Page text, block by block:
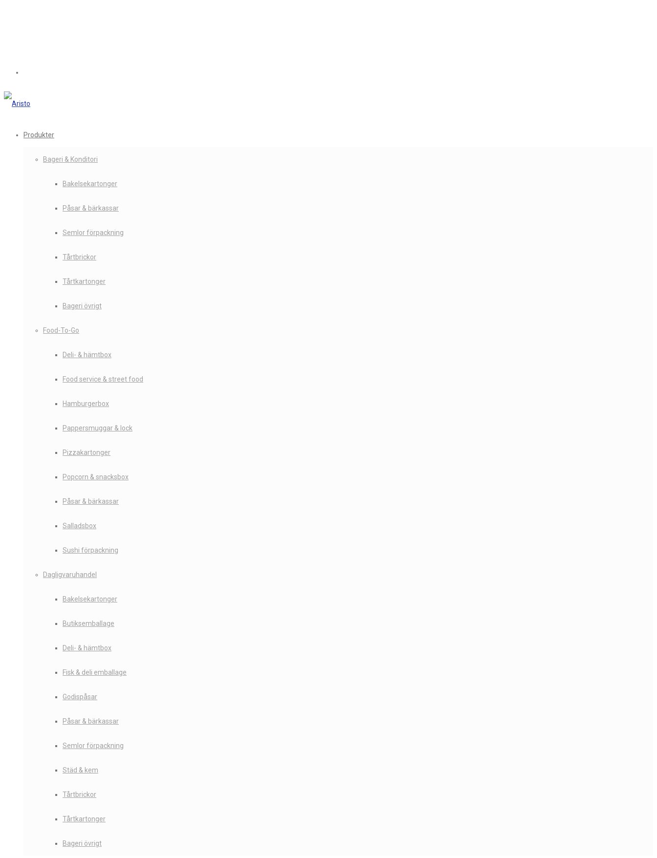
Produkter
Bageri & Konditori
Bakelsekartonger
Påsar & bärkassar
Semlor förpackning
Tårtbrickor
Tårtkartonger
Bageri övrigt
Food-To-Go
Deli- & hämtbox
Food service & street food
Hamburgerbox
Pappersmuggar & lock
Pizzakartonger
Popcorn & snacksbox
Påsar & bärkassar
Salladsbox
Sushi förpackning
Dagligvaruhandel
Bakelsekartonger
Butiksemballage
Deli- & hämtbox
Fisk & deli emballage
Godispåsar
Påsar & bärkassar
Semlor förpackning
Städ & kem
Tårtbrickor
Tårtkartonger
Bageri övrigt